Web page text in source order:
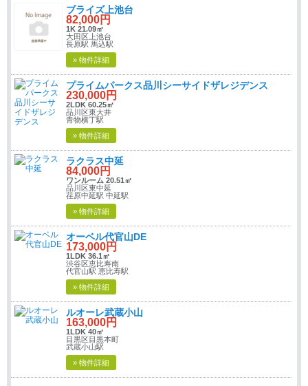
ブライズ上池台
82,000円
1K 21.09㎡
大田区上池台
長原駅 馬込駅
» 物件詳細
プライムパークス品川シーサイドザレジデンス
230,000円
2LDK 60.25㎡
品川区東大井
青物横丁駅
» 物件詳細
ラクラス中延
84,000円
ワンルーム 20.51㎡
品川区東中延
荏原中延駅 中延駅
» 物件詳細
オーベル代官山DE
173,000円
1LDK 36.1㎡
渋谷区恵比寿南
代官山駅 恵比寿駅
» 物件詳細
ルオーレ武蔵小山
163,000円
1LDK 40㎡
目黒区目黒本町
武蔵小山駅
» 物件詳細